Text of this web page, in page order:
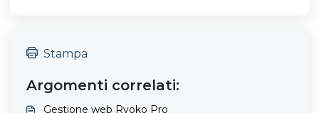
Stampa
Argomenti correlati:
Gestione web Ryoko Pro